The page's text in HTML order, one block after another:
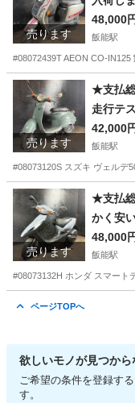
売ります
好♪
48,000
飯能駅
#08072439T AEON CO-
埼玉 飯能市 飯能駅
売ります
★支払
走行テ
人気の
オイル
付！
42,000
飯能駅
#08073120S スズキ ヴェル
埼玉 飯能市 飯能駅
売ります
★支払
かく安
気のス
品！お
48,000
飯能駅
#08073132H ホンダ スマー
ページTOPへ
欲しいモノが見つから
ご希望の条件を登録す
す。